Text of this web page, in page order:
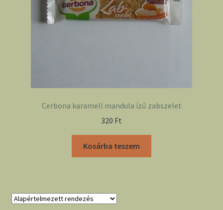
Cerbona karamell mandula ízű zabszelet
320 Ft
Kosárba teszem